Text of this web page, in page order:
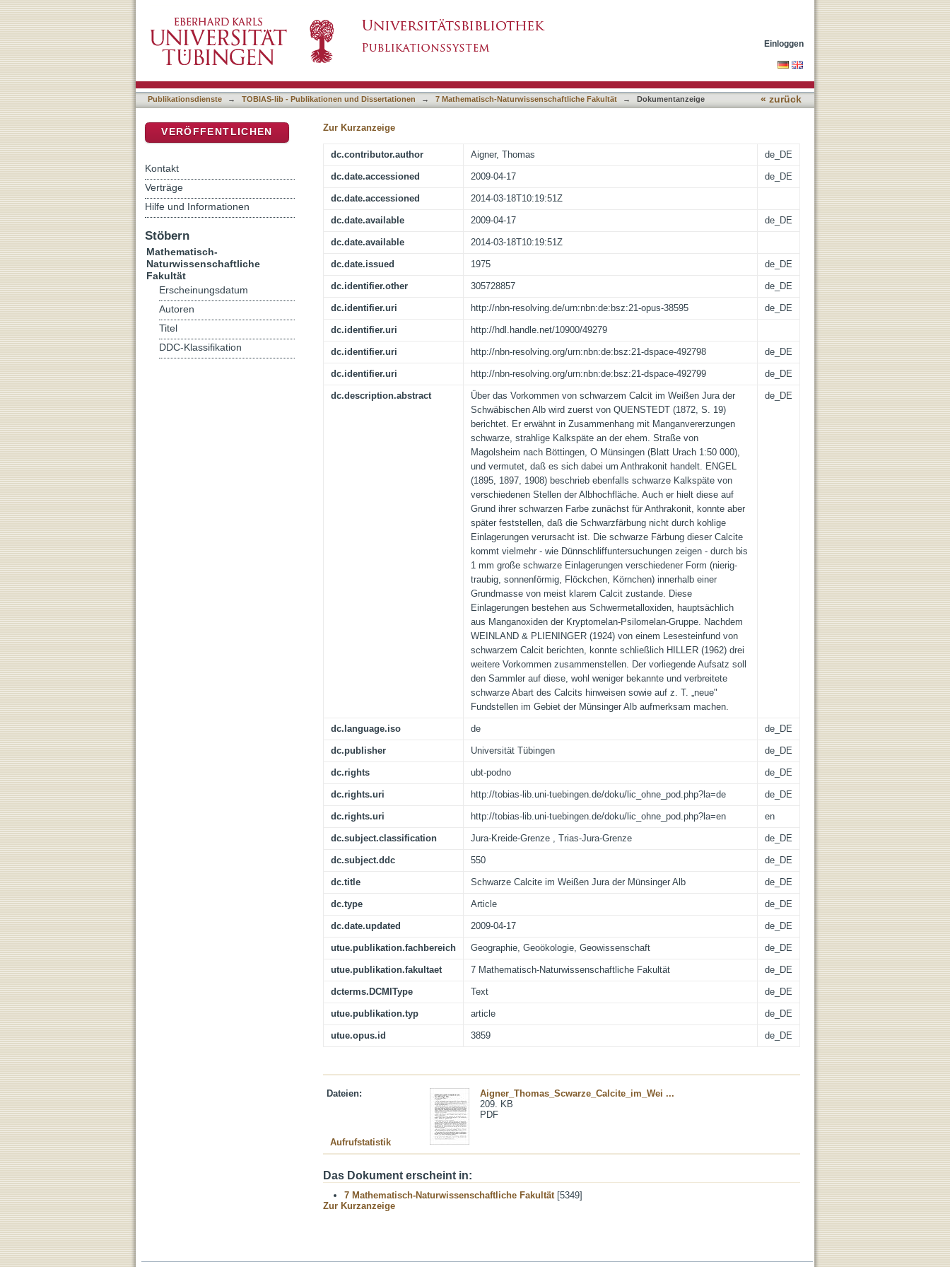
Einloggen
Publikationsdienste → TOBIAS-lib - Publikationen und Dissertationen → 7 Mathematisch-Naturwissenschaftliche Fakultät → Dokumentanzeige « zurück
Zur Kurzanzeige
dc.contributor.author Aigner, Thomas de_DE
dc.date.accessioned 2009-04-17 de_DE
dc.date.accessioned 2014-03-18T10:19:51Z
dc.date.available 2009-04-17 de_DE
dc.date.available 2014-03-18T10:19:51Z
dc.date.issued 1975 de_DE
dc.identifier.other 305728857 de_DE
dc.identifier.uri http://nbn-resolving.de/urn:nbn:de:bsz:21-opus-38595 de_DE
dc.identifier.uri http://hdl.handle.net/10900/49279
dc.identifier.uri http://nbn-resolving.org/urn:nbn:de:bsz:21-dspace-492798 de_DE
dc.identifier.uri http://nbn-resolving.org/urn:nbn:de:bsz:21-dspace-492799 de_DE
dc.description.abstract
Über das Vorkommen von schwarzem Calcit im Weißen Jura der
Schwäbischen Alb wird zuerst von QUENSTEDT (1872, S. 19)
berichtet. Er erwähnt in Zusammenhang mit Manganvererzungen
schwarze, strahlige Kalkspäte an der ehem. Straße von
Magolsheim nach Böttingen, O Münsingen (Blatt Urach 1:50 000),
und vermutet, daß es sich dabei um Anthrakonit handelt. ENGEL
(1895, 1897, 1908) beschrieb ebenfalls schwarze Kalkspäte von
verschiedenen Stellen der Albhochfläche. Auch er hielt diese auf
Grund ihrer schwarzen Farbe zunächst für Anthrakonit, konnte aber
später feststellen, daß die Schwarzfärbung nicht durch kohlige
Einlagerungen verursacht ist. Die schwarze Färbung dieser Calcite
kommt vielmehr - wie Dünnschliffuntersuchungen zeigen - durch bis
1 mm große schwarze Einlagerungen verschiedener Form (nierig-
traubig, sonnenförmig, Flöckchen, Körnchen) innerhalb einer
Grundmasse von meist klarem Calcit zustande. Diese
Einlagerungen bestehen aus Schwermetalloxiden, hauptsächlich
aus Manganoxiden der Kryptomelan-Psilomelan-Gruppe. Nachdem
WEINLAND & PLIENINGER (1924) von einem Lesesteinfund von
schwarzem Calcit berichten, konnte schließlich HILLER (1962) drei
weitere Vorkommen zusammenstellen. Der vorliegende Aufsatz soll
den Sammler auf diese, wohl weniger bekannte und verbreitete
schwarze Abart des Calcits hinweisen sowie auf z. T. „neue"
Fundstellen im Gebiet der Münsinger Alb aufmerksam machen.
de_DE
dc.language.iso de de_DE
dc.publisher Universität Tübingen de_DE
dc.rights ubt-podno de_DE
dc.rights.uri http://tobias-lib.uni-tuebingen.de/doku/lic_ohne_pod.php?la=de de_DE
dc.rights.uri http://tobias-lib.uni-tuebingen.de/doku/lic_ohne_pod.php?la=en en
dc.subject.classification Jura-Kreide-Grenze , Trias-Jura-Grenze de_DE
dc.subject.ddc 550 de_DE
dc.title Schwarze Calcite im Weißen Jura der Münsinger Alb de_DE
dc.type Article de_DE
dc.date.updated 2009-04-17 de_DE
utue.publikation.fachbereich Geographie, Geoökologie, Geowissenschaft de_DE
utue.publikation.fakultaet 7 Mathematisch-Naturwissenschaftliche Fakultät de_DE
dcterms.DCMIType Text de_DE
utue.publikation.typ article de_DE
utue.opus.id 3859 de_DE
Dateien:
Aigner_Thomas_Scwarze_Calcite_im_Wei ...
209. KB
PDF
Aufrufstatistik
Das Dokument erscheint in:
7 Mathematisch-Naturwissenschaftliche Fakultät[5349]
Zur Kurzanzeige
VERÖFFENTLICHEN
Kontakt
Verträge
Hilfe und Informationen
Stöbern
Mathematisch-
Naturwissenschaftliche
Fakultät
Erscheinungsdatum
Autoren
Titel
DDC-Klassifikation